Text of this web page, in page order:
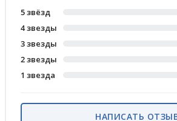
5 звёзд
4 звезды
3 звезды
2 звезды
1 звезда
НАПИСАТЬ